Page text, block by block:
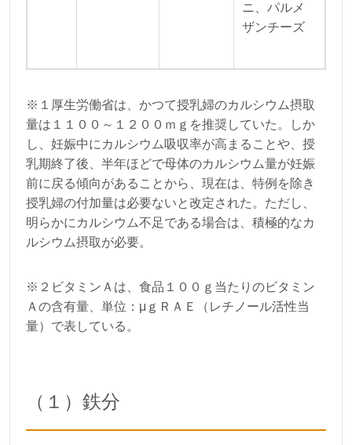
ニ、パルメ
ザンチーズ
※１厚生労働省は、かつて授乳婦のカルシウム摂取
量は１１００～１２００ｍｇを推奨していた。しか
し、妊娠中にカルシウム吸収率が高まることや、授
乳期終了後、半年ほどで母体のカルシウム量が妊娠
前に戻る傾向があることから、現在は、特例を除き
授乳婦の付加量は必要ないと改定された。ただし、
明らかにカルシウム不足である場合は、積極的なカ
ルシウム摂取が必要。
※２ビタミンＡは、食品１００ｇ当たりのビタミン
Ａの含有量、単位：μｇＲＡＥ（レチノール活性当
量）で表している。
（１）鉄分